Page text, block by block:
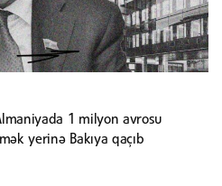
1 milyon avrosu
yerinə Bakıya qaçıb